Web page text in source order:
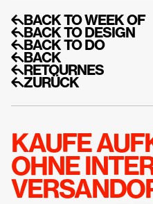
↰BACK TO WEEK OF
↰BACK TO DESIGN
↰BACK TO DO
↰BACK
↰RETOURNES
↰ZURÜCK
KAUFE
OHNE